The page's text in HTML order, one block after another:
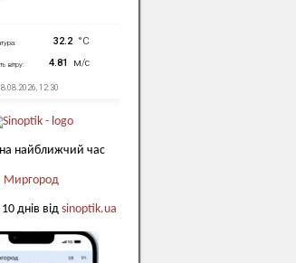
найближчий час
Миргород
днів від sinoptik.ua